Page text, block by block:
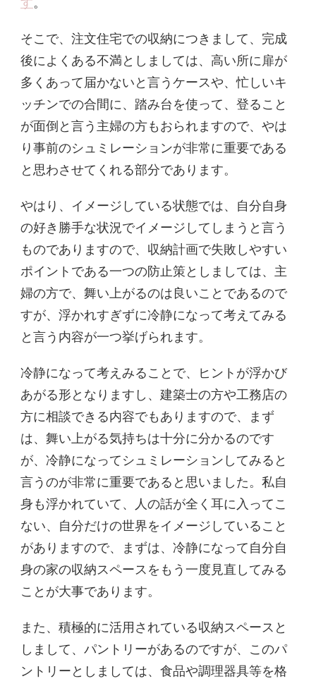
そこで、注文住宅での収納につきまして、完成
後によくある不満としましては、高い所に扉が
多くあって届かないと言うケースや、忙しいキ
ッチンでの合間に、踏み台を使って、登ること
が面倒と言う主婦の方もおられますので、やは
り事前のシュミレーションが非常に重要である
と思わさせてくれる部分であります。
やはり、イメージしている状態では、自分自身
の好き勝手な状況でイメージしてしまうと言う
ものでありますので、収納計画で失敗しやすい
ポイントである一つの防止策としましては、主
婦の方で、舞い上がるのは良いことであるので
すが、浮かれすぎずに冷静になって考えてみる
と言う内容が一つ挙げられます。
冷静になって考えみることで、ヒントが浮かび
あがる形となりますし、建築士の方や工務店の
方に相談できる内容でもありますので、まず
は、舞い上がる気持ちは十分に分かるのです
が、冷静になってシュミレーションしてみると
言うのが非常に重要であると思いました。私自
身も浮かれていて、人の話が全く耳に入ってこ
ない、自分だけの世界をイメージしていること
がありますので、まずは、冷静になって自分自
身の家の収納スペースをもう一度見直してみる
ことが大事であります。
また、積極的に活用されている収納スペースと
しまして、パントリーがあるのですが、このパ
ントリーとしましては、食品や調理器具等を格